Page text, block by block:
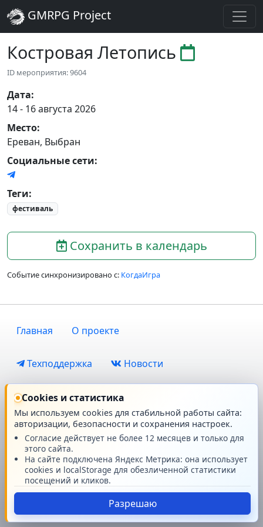
GMRPG Project
Костровая Летопись
ID мероприятия: 9604
Дата:
14 - 16 августа 2026
Место:
Ереван, Выбран
Социальные сети:
Теги:
фестиваль
Сохранить в календарь
Событие синхронизировано с: КогдаИгра
Главная О проекте
Техподдержка
Новости
Поддержать проект
© GMRPG 2007-2026
Cookies и статистика
Мы используем cookies для стабильной работы сайта:
авторизации, безопасности и сохранения настроек.
Согласие действует не более 12 месяцев и только для
этого сайта.
На сайте подключена Яндекс Метрика: она использует
cookies и localStorage для обезличенной статистики
посещений и кликов.
Разрешаю